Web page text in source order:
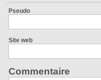
Pseudo
Site web
Commentaire